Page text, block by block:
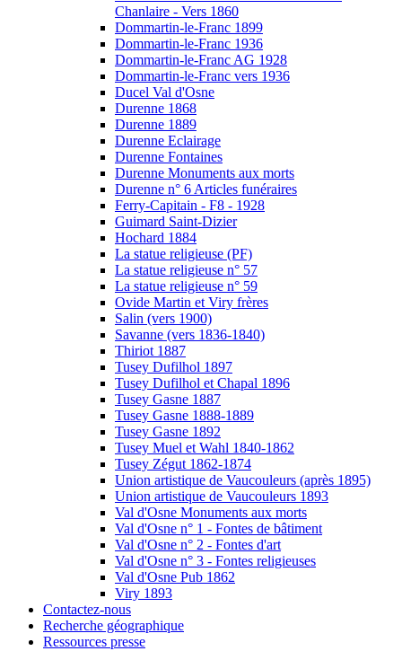
Chanlaire - Vers 1860
Dommartin-le-Franc 1899
Dommartin-le-Franc 1936
Dommartin-le-Franc AG 1928
Dommartin-le-Franc vers 1936
Ducel Val d'Osne
Durenne 1868
Durenne 1889
Durenne Eclairage
Durenne Fontaines
Durenne Monuments aux morts
Durenne n° 6 Articles funéraires
Ferry-Capitain - F8 - 1928
Guimard Saint-Dizier
Hochard 1884
La statue religieuse (PF)
La statue religieuse n° 57
La statue religieuse n° 59
Ovide Martin et Viry frères
Salin (vers 1900)
Savanne (vers 1836-1840)
Thiriot 1887
Tusey Dufilhol 1897
Tusey Dufilhol et Chapal 1896
Tusey Gasne 1887
Tusey Gasne 1888-1889
Tusey Gasne 1892
Tusey Muel et Wahl 1840-1862
Tusey Zégut 1862-1874
Union artistique de Vaucouleurs (après 1895)
Union artistique de Vaucouleurs 1893
Val d'Osne Monuments aux morts
Val d'Osne n° 1 - Fontes de bâtiment
Val d'Osne n° 2 - Fontes d'art
Val d'Osne n° 3 - Fontes religieuses
Val d'Osne Pub 1862
Viry 1893
Contactez-nous
Recherche géographique
Ressources presse